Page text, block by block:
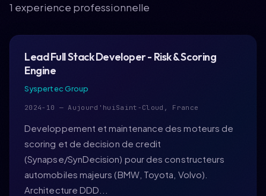
1 experience professionnelle
Lead Full Stack Developer - Risk & Scoring
Engine
Syspertec Group
2024-10 — Aujourd'hui Saint-Cloud, France
Developpement et maintenance des moteurs de
scoring et de decision de credit
(Synapse/SynDecision) pour des constructeurs
automobiles majeurs (BMW, Toyota, Volvo).
Architecture DDD...